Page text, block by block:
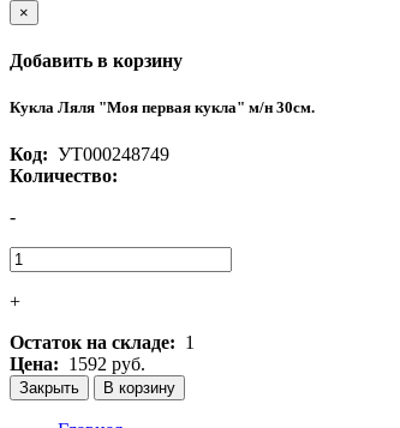
×
Добавить в корзину
Кукла Ляля "Моя первая кукла" м/н 30см.
Код: УТ000248749
Количество:
-
+
Остаток на складе: 1
Цена: 1592 руб.
Закрыть В корзину